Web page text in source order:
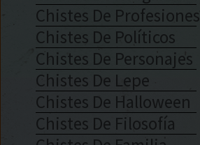
Chistes De Profesiones
Chistes De Políticos
Chistes De Personajes
Chistes De Lepe
Chistes De Halloween
Chistes De Filosofía